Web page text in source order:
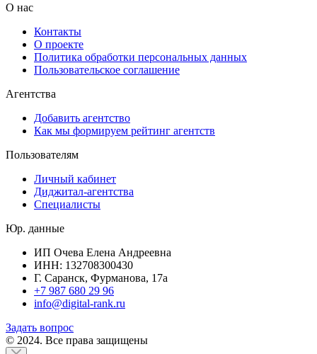
О нас
Контакты
О проекте
Политика обработки персональных данных
Пользовательское соглашение
Агентства
Добавить агентство
Как мы формируем рейтинг агентств
Пользователям
Личный кабинет
Диджитал-агентства
Специалисты
Юр. данные
ИП Очева Елена Андреевна
ИНН: 132708300430
Г. Саранск, Фурманова, 17а
+7 987 680 29 96
info@digital-rank.ru
Задать вопрос
© 2024. Все права защищены